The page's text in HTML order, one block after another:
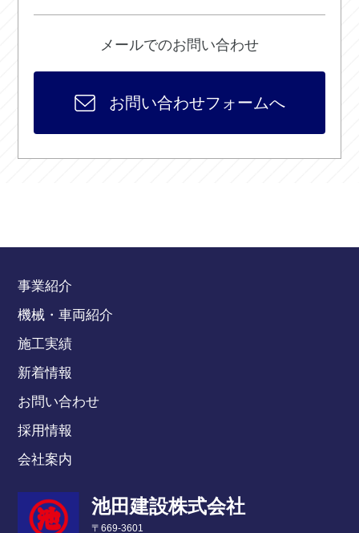
メールでのお問い合わせ
お問い合わせフォームへ
池田建設株式会社
〒669-3601
事業紹介
機械・車両紹介
施工実績
新着情報
お問い合わせ
採用情報
会社案内